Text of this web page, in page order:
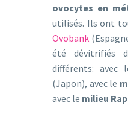
ovocytes en
utilisés. Ils ont
Ovobank
été dévitrifiés
différents: avec
(Japon), avec le
avec le milieu